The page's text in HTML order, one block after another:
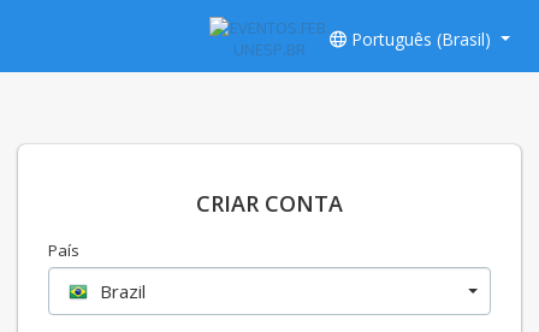
Português (Brasil)
CRIAR CONTA
País
Brazil